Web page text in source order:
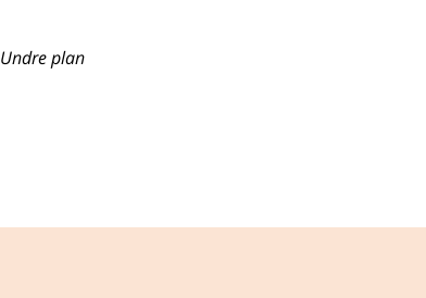
Undre plan